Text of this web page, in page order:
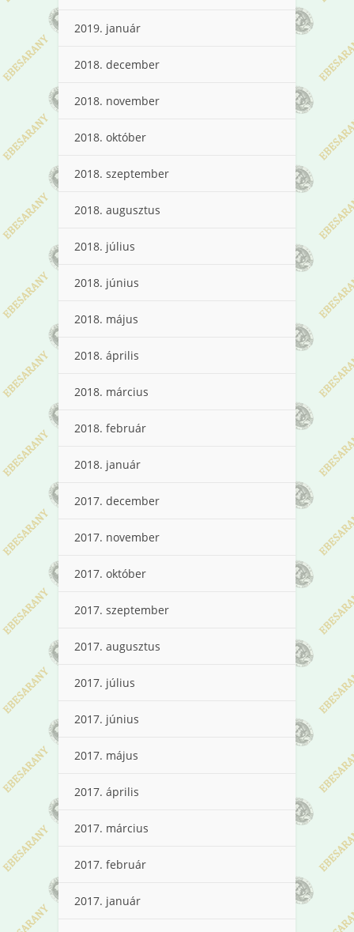
2019. január
2018. december
2018. november
2018. október
2018. szeptember
2018. augusztus
2018. július
2018. június
2018. május
2018. április
2018. március
2018. február
2018. január
2017. december
2017. november
2017. október
2017. szeptember
2017. augusztus
2017. július
2017. június
2017. május
2017. április
2017. március
2017. február
2017. január